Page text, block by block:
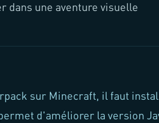
dans une aventure visuelle
sur Minecraft, il faut
d'améliorer la version